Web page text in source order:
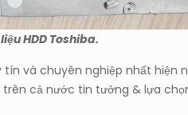
HDD Toshiba.
và chuyên nghiệp nhất hiện
cả nước tin tưởng & lựa